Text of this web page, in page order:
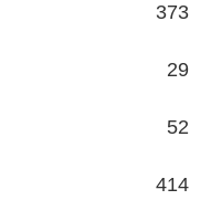
373
29
52
414